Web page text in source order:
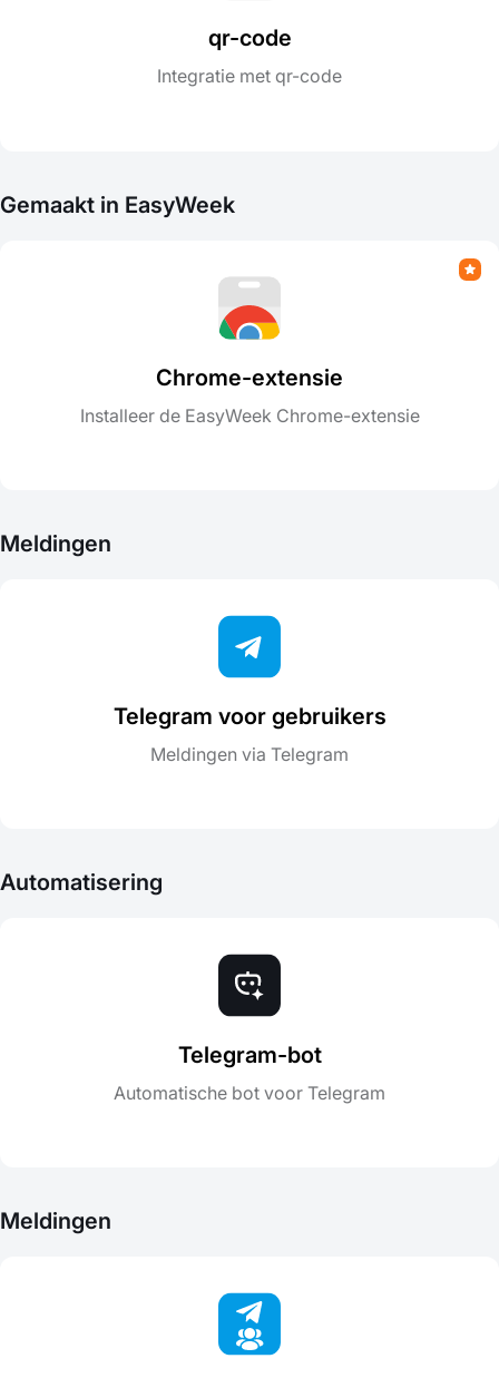
qr-code
Integratie met qr-code
Gemaakt in EasyWeek
Chrome-extensie
Installeer de EasyWeek Chrome-extensie
Meldingen
Telegram voor gebruikers
Meldingen via Telegram
Automatisering
Telegram-bot
Automatische bot voor Telegram
Meldingen